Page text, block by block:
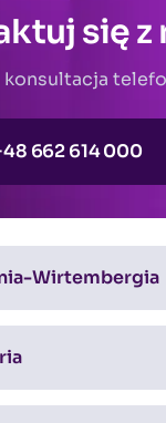
się z
konsultacja
662 614 000
Wirtembergia